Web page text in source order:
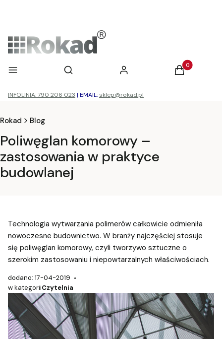
Menu Otwórz wyszukiwarkę
Szukaj Zaloguj się Produkty w
Koszyk
INFOLINIA: 790 206 023 | EMAIL: sklep@rokad.pl
Rokad Blog
Poliwęglan komorowy –
zastosowania w praktyce
budowlanej
Technologia wytwarzania polimerów całkowicie odmieniła
nowoczesne budownictwo. W branży najczęściej stosuje
się poliwęglan komorowy, czyli tworzywo sztuczne o
szerokim zastosowaniu i niepowtarzalnych właściwościach.
dodano: 17-04-2019
w kategoriiCzytelnia